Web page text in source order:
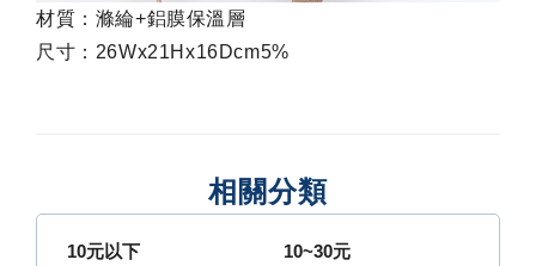
材質：滌綸+鋁膜保溫層
尺寸：26Wx21Hx16Dcm5%
相關分類
10元以下 10~30元